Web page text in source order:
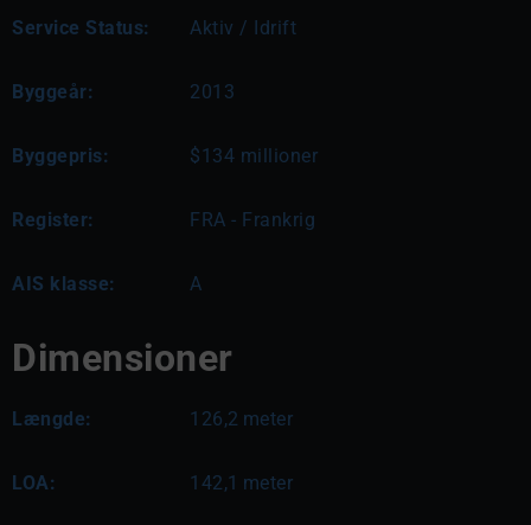
Service Status: Aktiv / Idrift
Byggeår: 2013
Byggepris: $134 millioner
Register: FRA - Frankrig
AIS klasse: A
Dimensioner
Længde: 126,2 meter
LOA: 142,1 meter